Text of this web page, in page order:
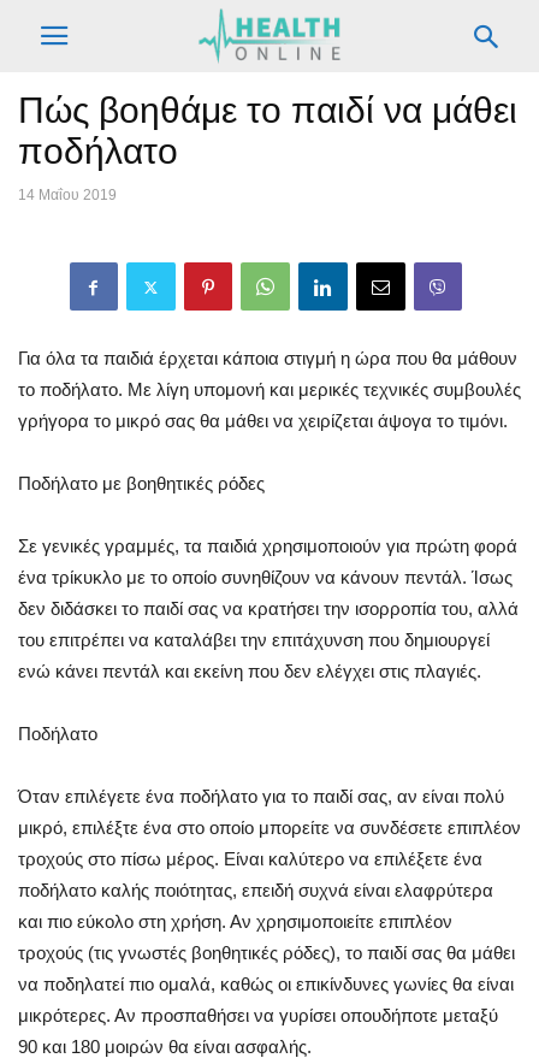
Πώς βοηθάμε το παιδί να μάθει
ποδήλατο
14 Μαΐου 2019
Για όλα τα παιδιά έρχεται κάποια στιγμή η ώρα που θα μάθουν
το ποδήλατο. Με λίγη υπομονή και μερικές τεχνικές συμβουλές
γρήγορα το μικρό σας θα μάθει να χειρίζεται άψογα το τιμόνι.
Ποδήλατο με βοηθητικές ρόδες
Σε γενικές γραμμές, τα παιδιά χρησιμοποιούν για πρώτη φορά
ένα τρίκυκλο με το οποίο συνηθίζουν να κάνουν πεντάλ. Ίσως
δεν διδάσκει το παιδί σας να κρατήσει την ισορροπία του, αλλά
του επιτρέπει να καταλάβει την επιτάχυνση που δημιουργεί
ενώ κάνει πεντάλ και εκείνη που δεν ελέγχει στις πλαγιές.
Ποδήλατο
Όταν επιλέγετε ένα ποδήλατο για το παιδί σας, αν είναι πολύ
μικρό, επιλέξτε ένα στο οποίο μπορείτε να συνδέσετε επιπλέον
τροχούς στο πίσω μέρος. Είναι καλύτερο να επιλέξετε ένα
ποδήλατο καλής ποιότητας, επειδή συχνά είναι ελαφρύτερα
και πιο εύκολο στη χρήση. Αν χρησιμοποιείτε επιπλέον
τροχούς (τις γνωστές βοηθητικές ρόδες), το παιδί σας θα μάθει
να ποδηλατεί πιο ομαλά, καθώς οι επικίνδυνες γωνίες θα είναι
μικρότερες. Αν προσπαθήσει να γυρίσει οπουδήποτε μεταξύ
90 και 180 μοιρών θα είναι ασφαλής.